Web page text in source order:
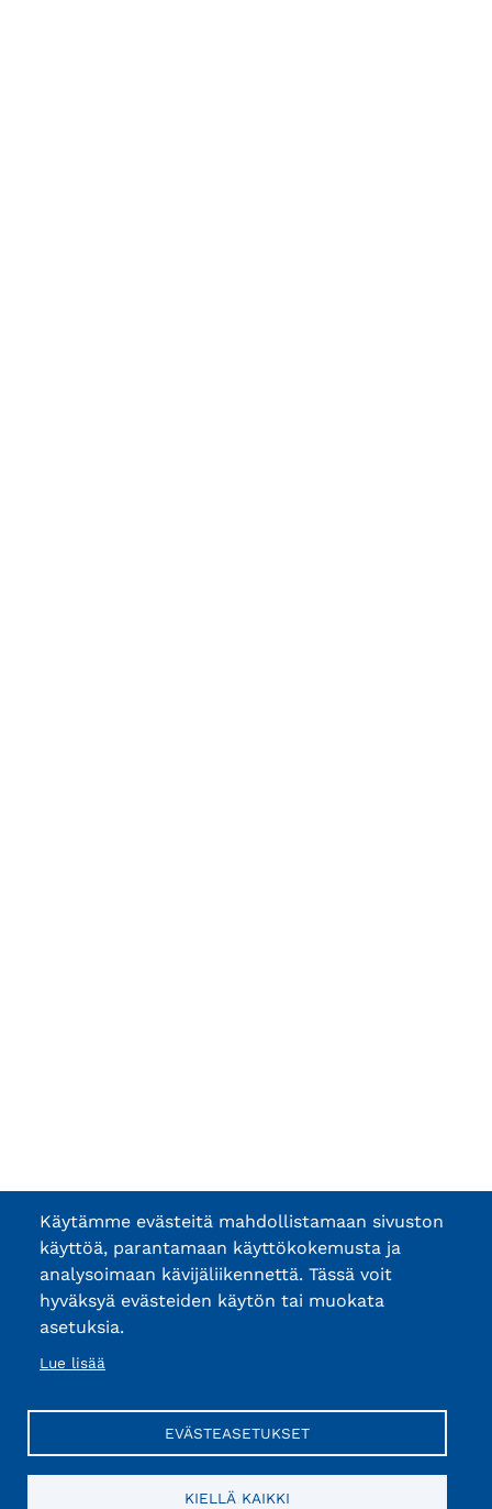
Käytämme evästeitä mahdollistamaan sivuston
käyttöä, parantamaan käyttökokemusta ja
analysoimaan kävijäliikennettä. Tässä voit
hyväksyä evästeiden käytön tai muokata
asetuksia.
Lue lisää
EVÄSTEASETUKSET
KIELLÄ KAIKKI